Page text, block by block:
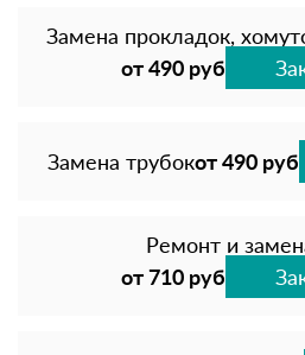
Замена прокладок,
от 490 руб
Замена трубокот 490 руб
Ремонт и
от 710 руб